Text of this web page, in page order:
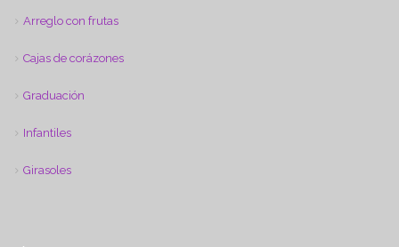
Arreglo con frutas
Cajas de corázones
Graduación
Infantiles
Girasoles